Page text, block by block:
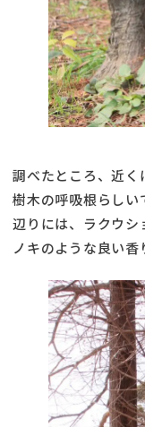
調べたところ、近く
樹木の呼吸根らしい
辺りには、ラクウシ
ノキのような良い香